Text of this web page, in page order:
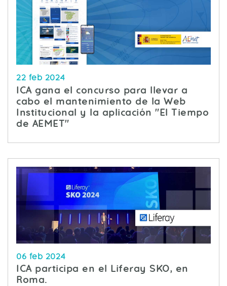
22 feb 2024
ICA gana el concurso para llevar a
cabo el mantenimiento de la Web
Institucional y la aplicación "El Tiempo
de AEMET"
06 feb 2024
ICA participa en el Liferay SKO, en
Roma.